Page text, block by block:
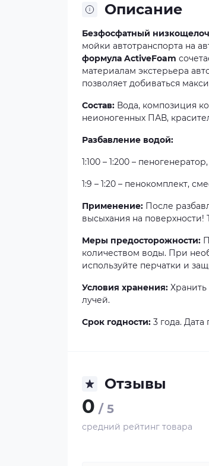
Описание
Безфосфатный
мойки автотранспорта на
формула ActiveFoam
материалам экстерьера
позволяет добиваться
Состав: Вода, композиция
неионогенных ПАВ,
Разбавление водой:
1:100 – 1:200 –
1:9 – 1:20 – пенокомплект,
Применение: После
высыхания на
Меры предосторожности:
количеством воды. При
используйте перчатки и
Условия хранения:
лучей.
Срок годности: 3 года. Дата
Отзывы
0 / 5
средний рейтинг товара